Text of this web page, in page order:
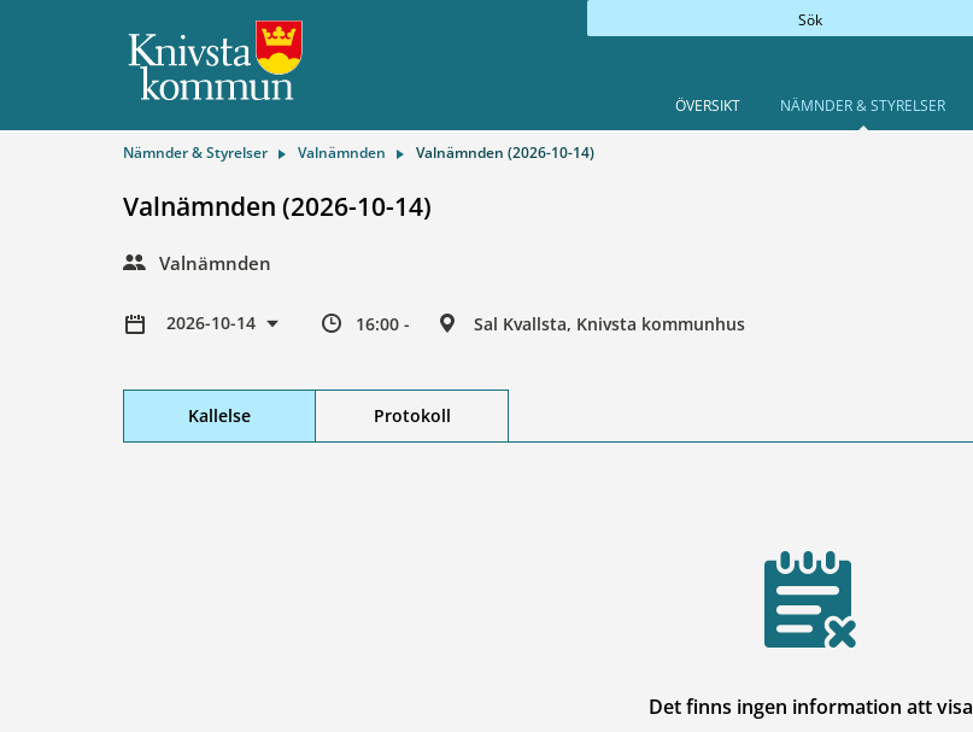
Sök
ÖVERSIKT NÄMNDER & STYRELSER
Nämnder & Styrelser Valnämnden Valnämnden (2026-10-14)
Valnämnden (2026-10-14)
Valnämnden
2026-10-14 16:00 - Sal Kvallsta, Knivsta kommunhus
Kallelse Protokoll
Det finns ingen information att visa